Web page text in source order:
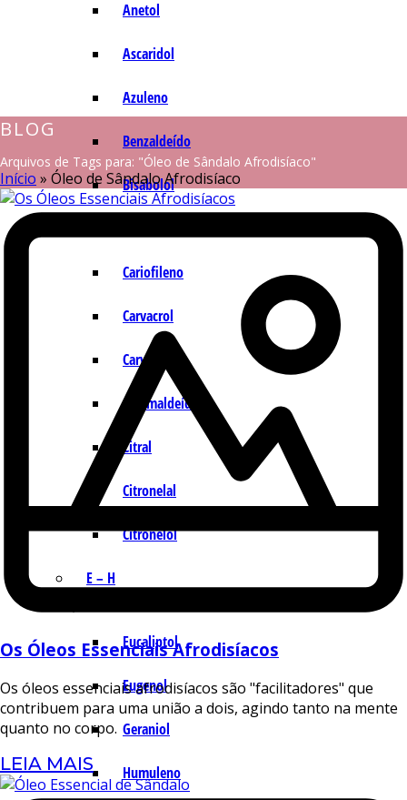
Anetol
Ascaridol
Azuleno
Benzaldeído
Bisabolol
Cariofileno
Carvacrol
Carvona
Cinamaldeído
Citral
Citronelal
Citronelol
E – H
Eucaliptol
Eugenol
Geraniol
Humuleno
BLOG
Arquivos de Tags para: "Óleo de Sândalo Afrodisíaco"
Início » Óleo de Sândalo Afrodisíaco
Os Óleos Essenciais Afrodisíacos
Os óleos essenciais afrodisíacos são "facilitadores" que
contribuem para uma união a dois, agindo tanto na mente
quanto no corpo.
LEIA MAIS